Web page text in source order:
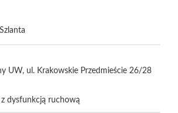
Szlanta
UW, ul. Krakowskie Przedmieście 26/28
dysfunkcją ruchową